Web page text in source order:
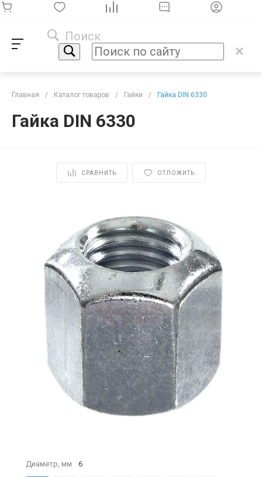
Поиск
Главная / Каталог товаров / Гайки / Гайка DIN 6330
Гайка DIN 6330
СРАВНИТЬ ОТЛОЖИТЬ
Диаметр, мм 6